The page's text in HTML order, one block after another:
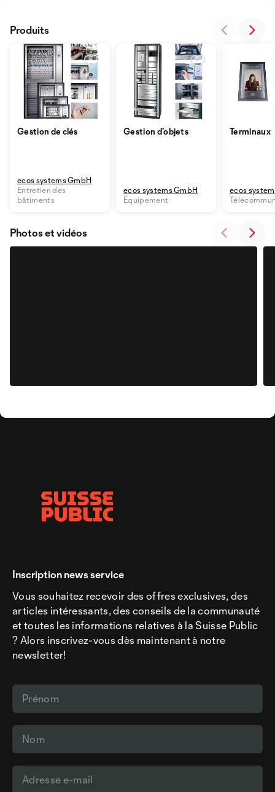
Gestion de clés
ecos systems GmbH
Entretien des
bâtiments
Gestion d'objets
ecos systems GmbH
Équipement
Terminaux
ecos
Produits
Photos et vidéos
Inscription news service
Vous souhaitez recevoir des offres exclusives, des
articles intéressants, des conseils de la communauté
et toutes les informations relatives à la Suisse Public
? Alors inscrivez-vous dès maintenant à notre
newsletter!